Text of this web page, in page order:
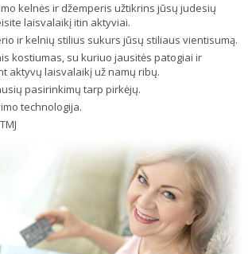
kelnės ir džemperis užtikrins jūsų judesių
laisvalaikį itin aktyviai.
ir kelnių stilius sukurs jūsų stiliaus vientisumą.
kostiumas, su kuriuo jausitės patogiai ir
aktyvų laisvalaikį už namų ribų.
pasirinkimų tarp pirkėjų.
technologija.